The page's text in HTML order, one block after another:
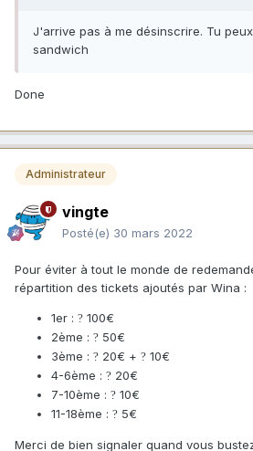
J'arrive pas à me désinscrire. Tu
sandwich
Done
Administrateur
vingte
Posté(e) 30 mars 2022
Pour éviter à tout le monde de
répartition des tickets ajoutés par Wina :
1er : ?️ 100€
2ème : ?️ 50€
3ème : ?️ 20€ + ?️ 10€
4-6ème : ?️ 20€
7-10ème : ?️ 10€
11-18ème : ?️ 5€
Merci de bien signaler quand vous